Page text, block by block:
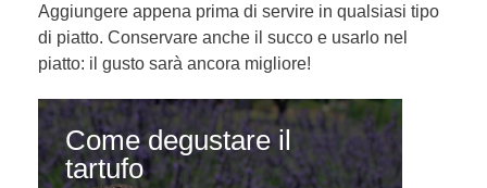
Aggiungere appena prima di servire in qualsiasi tipo
di piatto. Conservare anche il succo e usarlo nel
piatto: il gusto sarà ancora migliore!
Come degustare il
tartufo